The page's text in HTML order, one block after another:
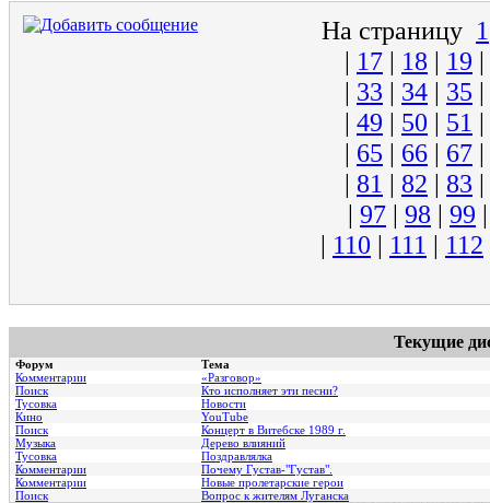
На страницу 1
| 17 | 18 | 19 |
| 33 | 34 | 35 |
| 49 | 50 | 51 |
| 65 | 66 | 67 |
| 81 | 82 | 83 |
| 97 | 98 | 99
| 110 | 111 | 112
Текущие
Форум
Тема
Комментарии
«Разговор»
Поиск
Кто исполняет эти песни?
Тусовка
Новости
Кино
YouTube
Поиск
Концерт в Витебске 1989 г.
Музыка
Дерево влияний
Тусовка
Поздравлялка
Комментарии
Почему Густав-"Густав".
Комментарии
Hовые пролетарские герои
Поиск
Вопрос к жителям Луганска